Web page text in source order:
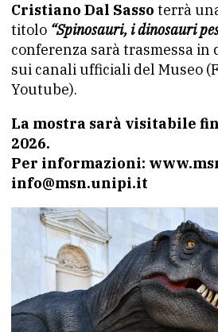
Cristiano Dal Sasso terrà
titolo “Spinosauri, i dinosauri
conferenza sarà trasmessa
sui canali ufficiali del Museo
Youtube).
La mostra sarà visitabile
2026.
Per informazioni:
info@msn.unipi.it